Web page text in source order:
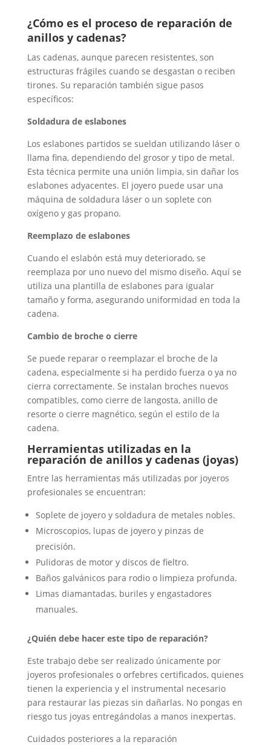
¿Cómo es el proceso de reparación de
anillos y cadenas?
Las cadenas, aunque parecen resistentes, son
estructuras frágiles cuando se desgastan o reciben
tirones. Su reparación también sigue pasos
específicos:
Soldadura de eslabones
Los eslabones partidos se sueldan utilizando láser o
llama fina, dependiendo del grosor y tipo de metal.
Esta técnica permite una unión limpia, sin dañar los
eslabones adyacentes. El joyero puede usar una
máquina de soldadura láser o un soplete con
oxígeno y gas propano.
Reemplazo de eslabones
Cuando el eslabón está muy deteriorado, se
reemplaza por uno nuevo del mismo diseño. Aquí se
utiliza una plantilla de eslabones para igualar
tamaño y forma, asegurando uniformidad en toda la
cadena.
Cambio de broche o cierre
Se puede reparar o reemplazar el broche de la
cadena, especialmente si ha perdido fuerza o ya no
cierra correctamente. Se instalan broches nuevos
compatibles, como cierre de langosta, anillo de
resorte o cierre magnético, según el estilo de la
cadena.
Herramientas utilizadas en la
reparación de anillos y cadenas (joyas)
Entre las herramientas más utilizadas por joyeros
profesionales se encuentran:
Soplete de joyero y soldadura de metales nobles.
Microscopios, lupas de joyero y pinzas de
precisión.
Pulidoras de motor y discos de fieltro.
Baños galvánicos para rodio o limpieza profunda.
Limas diamantadas, buriles y engastadores
manuales.
¿Quién debe hacer este tipo de reparación?
Este trabajo debe ser realizado únicamente por
joyeros profesionales o orfebres certificados, quienes
tienen la experiencia y el instrumental necesario
para restaurar las piezas sin dañarlas. No pongas en
riesgo tus joyas entregándolas a manos inexpertas.
Cuidados posteriores a la reparación